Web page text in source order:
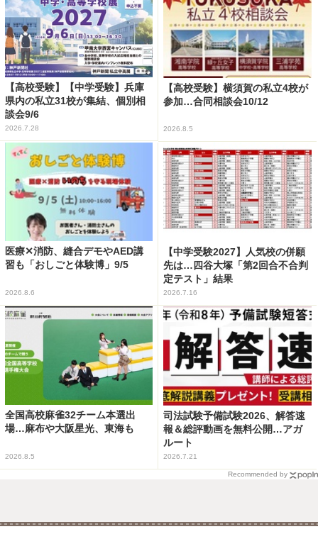
【高校受験】【中学受験】兵庫
県内の私立31校が集結、個別相
談会9/6
2026.7.28
【高校受験】横須賀の私立4校が
参加…合同相談会10/12
2026.8.5
医療✕消防、縫合デモやAED講
習も「おしごと体験博」9/5
2026.8.6
【中学受験2027】人気校の併願
先は…四谷大塚「第2回合不合判
定テスト」結果
2026.7.16
全国高校麻雀32チーム本選出
場…麻布や大阪星光、東海も
2026.8.5
司法試験予備試験2026、解答速
報＆総評動画を無料公開…アガ
ルート
2026.7.21
Recommended by